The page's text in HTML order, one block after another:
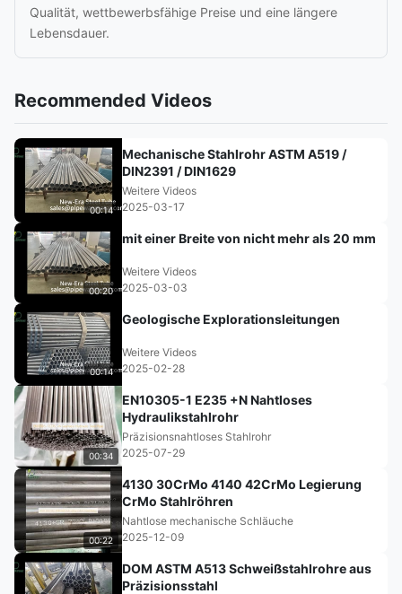
Qualität, wettbewerbsfähige Preise und eine längere
Lebensdauer.
Recommended Videos
00:14
Mechanische Stahlrohr ASTM A519 /
DIN2391 / DIN1629
Weitere Videos
2025-03-17
00:20
mit einer Breite von nicht mehr als 20 mm
Weitere Videos
2025-03-03
00:14
Geologische Explorationsleitungen
Weitere Videos
2025-02-28
00:34
EN10305-1 E235 +N Nahtloses
Hydraulikstahlrohr
Präzisionsnahtloses Stahlrohr
2025-07-29
00:22
4130 30CrMo 4140 42CrMo Legierung
CrMo Stahlröhren
Nahtlose mechanische Schläuche
2025-12-09
DOM ASTM A513 Schweißstahlrohre aus
Präzisionsstahl